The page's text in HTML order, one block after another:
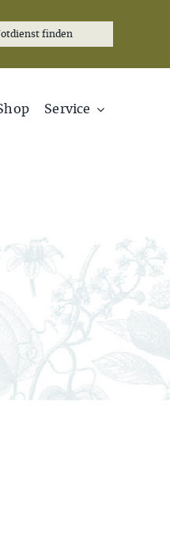
finden
Service